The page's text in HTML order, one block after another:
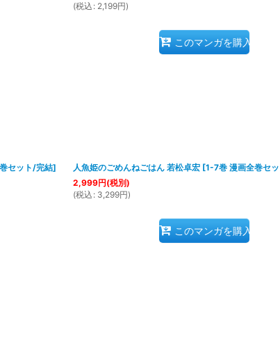
(税込 : 2,199円)
このマンガを購入
セット/完結]
人魚姫のごめんねごはん 若松卓宏 [1-7巻 漫画全巻セ
2,999円(税別)
(税込 : 3,299円)
このマンガを購入